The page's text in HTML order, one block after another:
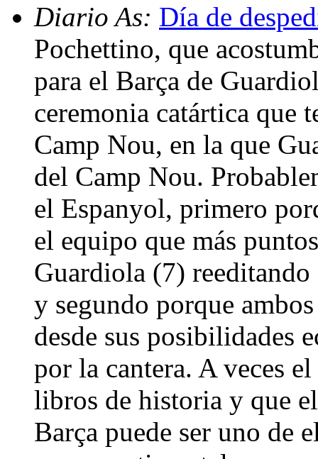
Diario As: Día de
Pochettino, que
para el Barça de
ceremonia catártica que
Camp Nou, en la que
del Camp Nou.
el Espanyol, primero
el equipo que más
Guardiola (7)
y segundo porque
desde sus posibilidades
por la cantera. A veces
libros de historia y que
Barça puede ser uno de